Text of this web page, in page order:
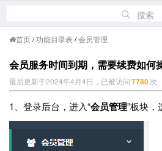
搜索
首页/功能目录表/会员管理
会员服务时间到期，需要续费如何
最后更新于2024年4月4日，已被访问7780次
1、登录后台，进入“会员管理”板块，